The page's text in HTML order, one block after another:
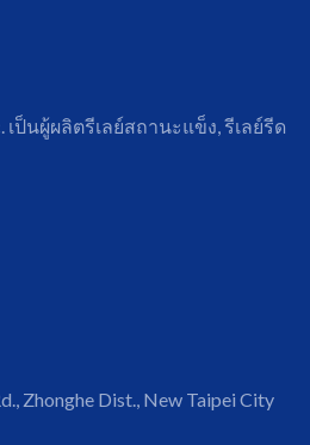
เป็นผู้ผลิตรีเลย์สถานะแข็ง, รีเลย์รีด
Zhonghe Dist., New Taipei City